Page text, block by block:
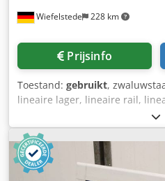
Wiefelstede 228 km
Prijsinfo
Toestand: gebruikt,
lineaire lager, lineaire rail,
lineaire geleiderail, profielrail,
geleiderail, wigvormig voor
rail: 265 mm -Totale breedte:
Afmetingen: 265/21/H8 mm -
Ide Anmskr